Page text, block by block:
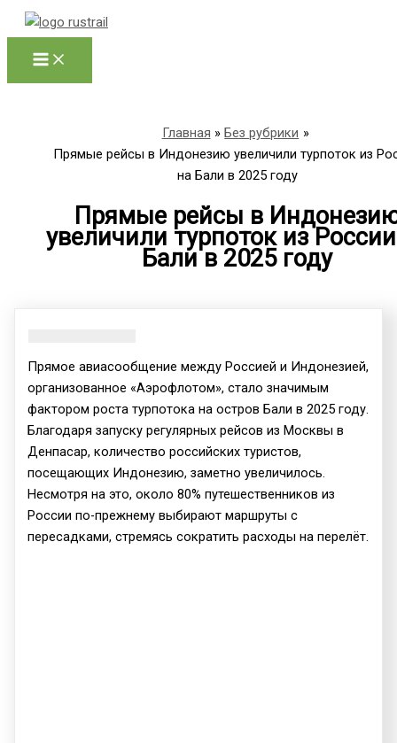
Перейти
к
содержимому
Главная
Без рубрики
Прямые рейсы в Индонезию увеличили турпоток из
на Бали в 2025 году
Прямые рейсы в
увеличили турпоток из
Бали в 2025 году
Прямое авиасообщение между Россией и Индонезией,
организованное «Аэрофлотом», стало значимым
фактором роста турпотока на остров Бали в 2025 году.
Благодаря запуску регулярных рейсов из Москвы в
Денпасар, количество российских туристов,
посещающих Индонезию, заметно увеличилось.
Несмотря на это, около 80% путешественников из
России по-прежнему выбирают маршруты с
пересадками, стремясь сократить расходы на перелёт.